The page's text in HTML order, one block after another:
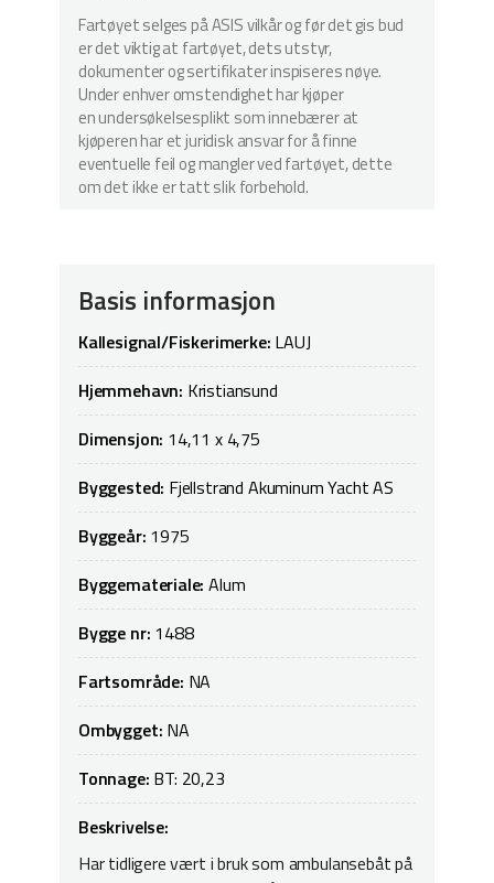
Fartøyet selges på ASIS vilkår og før det gis bud
er det viktig at fartøyet, dets utstyr,
dokumenter og sertifikater inspiseres nøye.
Under enhver omstendighet har kjøper
en undersøkelsesplikt som innebærer at
kjøperen har et juridisk ansvar for å finne
eventuelle feil og mangler ved fartøyet, dette
om det ikke er tatt slik forbehold.
Basis informasjon
Kallesignal/Fiskerimerke: LAUJ
Hjemmehavn: Kristiansund
Dimensjon: 14,11 x 4,75
Byggested: Fjellstrand Akuminum Yacht AS
Byggeår: 1975
Byggemateriale:Alum
Bygge nr: 1488
Fartsområde: NA
Ombygget: NA
Tonnage: BT: 20,23
Beskrivelse:
Har tidligere vært i bruk som ambulansebåt på